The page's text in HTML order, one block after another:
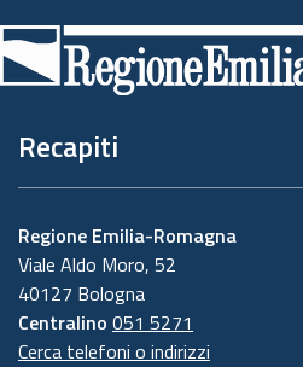
di
pagina
Recapiti
Regione Emilia-Romagna
Viale Aldo Moro, 52
40127 Bologna
Centralino 051 5271
Cerca telefoni o indirizzi